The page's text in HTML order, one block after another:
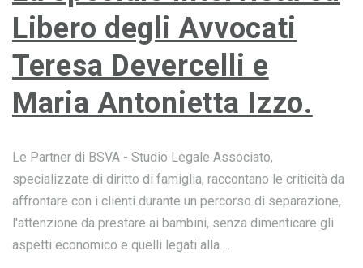
Libero degli Avvocati
Teresa Devercelli e
Maria Antonietta Izzo.
Le Partner di BSVA - Studio Legale Associato,
specializzate di diritto di famiglia, raccontano le criticità da
affrontare con i clienti durante un percorso di separazione,
l'attenzione da prestare ai bambini, senza dimenticare gli
aspetti economico e quelli legati alla ...